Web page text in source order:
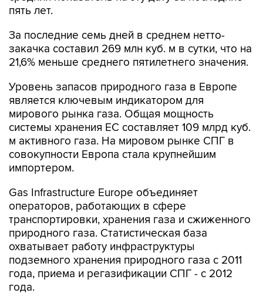
пять лет.
За последние семь дней в среднем нетто-
закачка составил 269 млн куб. м в сутки, что на
21,6% меньше среднего пятилетнего значения.
Уровень запасов природного газа в Европе
является ключевым индикатором для
мирового рынка газа. Общая мощность
системы хранения ЕС составляет 109 млрд куб.
м активного газа. На мировом рынке СПГ в
совокупности Европа стала крупнейшим
импортером.
Gas Infrastructure Europe объединяет
операторов, работающих в сфере
транспортировки, хранения газа и сжиженного
природного газа. Статистическая база
охватывает работу инфраструктуры
подземного хранения природного газа с 2011
года, приема и регазификации СПГ - с 2012
года.